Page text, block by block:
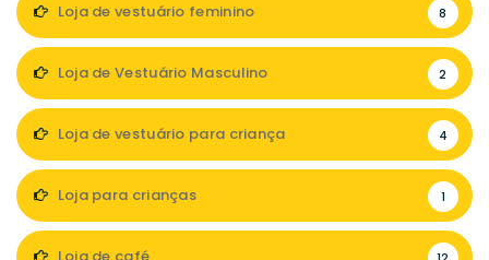
Loja de vestuário feminino 8
Loja de Vestuário Masculino 2
Loja de vestuário para criança 4
Loja para crianças 1